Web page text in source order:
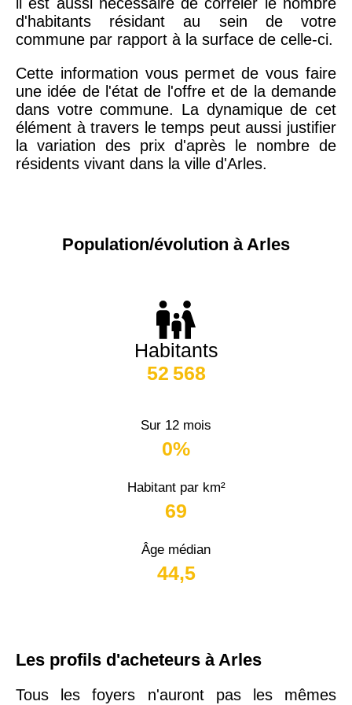
d'habitants résidant au sein de votre
commune par rapport à la surface de celle-ci.
Cette information vous permet de vous faire
une idée de l'état de l'offre et de la demande
dans votre commune. La dynamique de cet
élément à travers le temps peut aussi justifier
la variation des prix d'après le nombre de
résidents vivant dans la ville d'Arles.
Population/évolution à Arles
Habitants
52 568
Sur 12 mois
0%
Habitant par km²
69
Âge médian
44,5
Les profils d'acheteurs à Arles
Tous les foyers n'auront pas les mêmes